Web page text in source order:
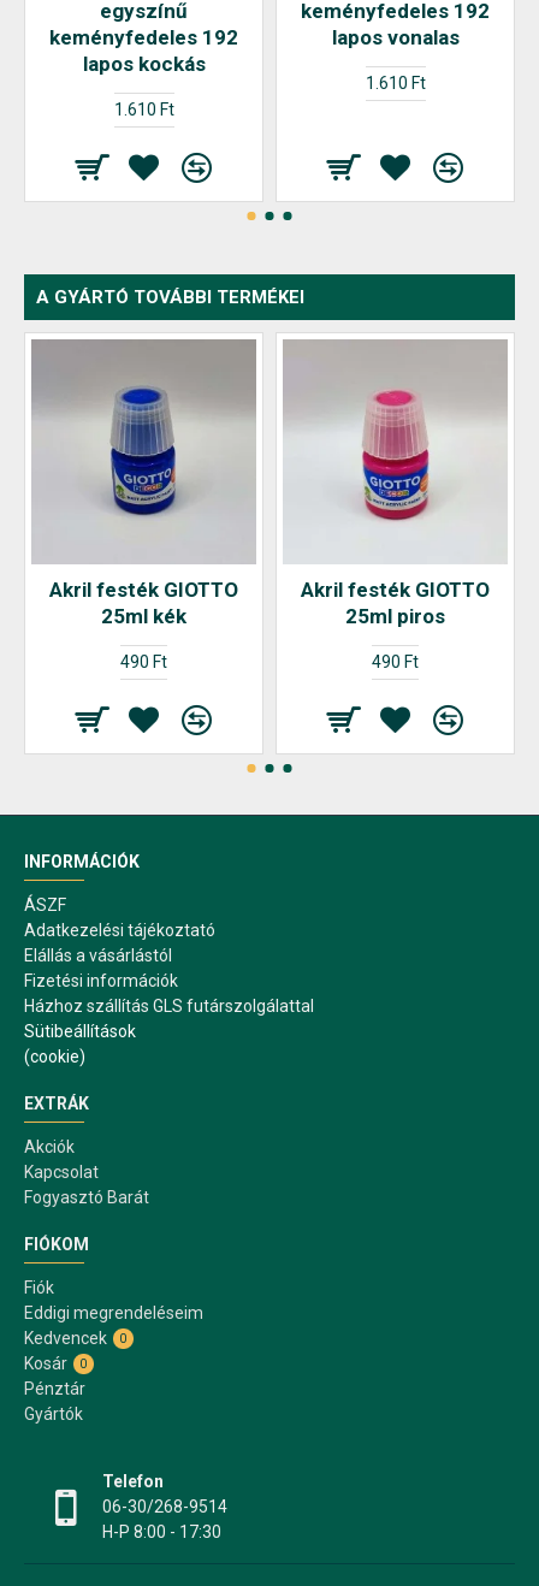
egyszínű
keményfedeles 192
lapos kockás
1.610 Ft
keményfedeles 192
lapos vonalas
1.610 Ft
A GYÁRTÓ TOVÁBBI TERMÉKEI
Akril festék GIOTTO
25ml kék
490 Ft
Akril festék GIOTTO
25ml piros
490 Ft
INFORMÁCIÓK
ÁSZF
Adatkezelési tájékoztató
Elállás a vásárlástól
Fizetési információk
Házhoz szállítás GLS futárszolgálattal
Sütibeállítások
(cookie)
EXTRÁK
Akciók
Kapcsolat
Fogyasztó Barát
FIÓKOM
Fiók
Eddigi megrendeléseim
Kedvencek
0
Kosár 0
Pénztár
Gyártók
Telefon
06-30/268-9514
H-P 8:00 - 17:30